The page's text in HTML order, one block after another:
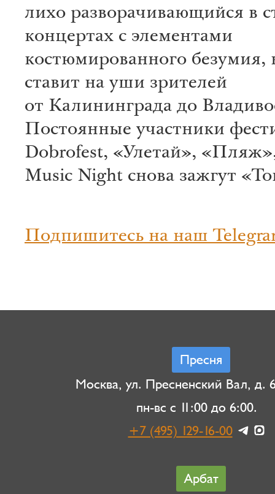
лихо разворачивающийся в
концертах с элементами
костюмированного безумия,
ставит на уши зрителей
от Калининграда до
Постоянные участники
Dobrofest, «Улетай»,
Music Night снова зажгут
Подпишитесь на наш
Пресня
Москва, ул. Пресненский Вал, д.
пн-вс с 11:00 до 6:00.
+7 (495) 129-16-00
Арбат